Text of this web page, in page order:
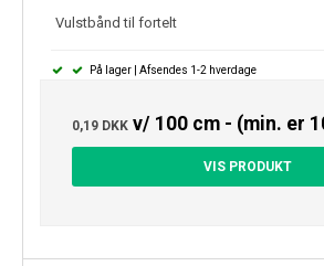
Vulstbånd til fortelt
På lager | Afsendes 1-2 hverdage
0,19 DKK v/ 100 cm - (min. er
VIS PRODUKT